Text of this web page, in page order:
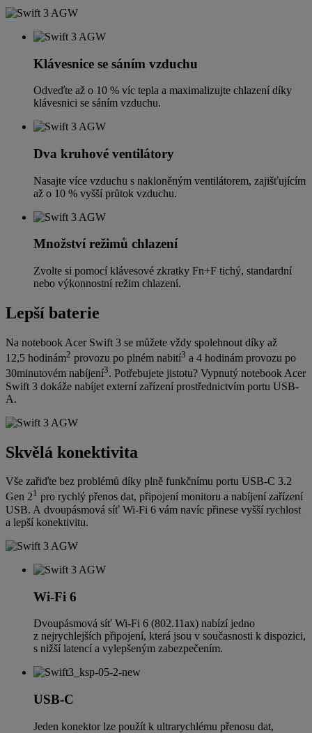
Klávesnice se sáním vzduchu
Odveďte až o 10 % víc tepla a maximalizujte chlazení díky
klávesnici se sáním vzduchu.
Dva kruhové ventilátory
Nasajte více vzduchu s nakloněným ventilátorem, zajišťujícím
až o 10 % vyšší průtok vzduchu.
Množství režimů chlazení
Zvolte si pomocí klávesové zkratky Fn+F tichý, standardní
nebo výkonnostní režim chlazení.
Lepší baterie
Na notebook Acer Swift 3 se můžete vždy spolehnout díky až
12,5 hodinám2 provozu po plném nabití3 a 4 hodinám provozu po
30minutovém nabíjení3. Potřebujete jistotu? Vypnutý notebook Acer
Swift 3 dokáže nabíjet externí zařízení prostřednictvím portu USB-
A.
Skvělá konektivita
Vše zařiďte bez problémů díky plně funkčnímu portu USB-C 3.2
Gen 21 pro rychlý přenos dat, připojení monitoru a nabíjení zařízení
USB. A dvoupásmová síť Wi-Fi 6 vám navíc přinese vyšší rychlost
a lepší konektivitu.
Wi-Fi 6
Dvoupásmová síť Wi-Fi 6 (802.11ax) nabízí jedno
z nejrychlejších připojení, která jsou v současnosti k dispozici,
s nižší latencí a vylepšeným zabezpečením.
USB-C
Jeden konektor lze použít k ultrarychlému přenosu dat,